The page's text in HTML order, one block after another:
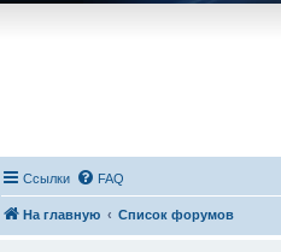
Ссылки FAQ
На главную Список форумов